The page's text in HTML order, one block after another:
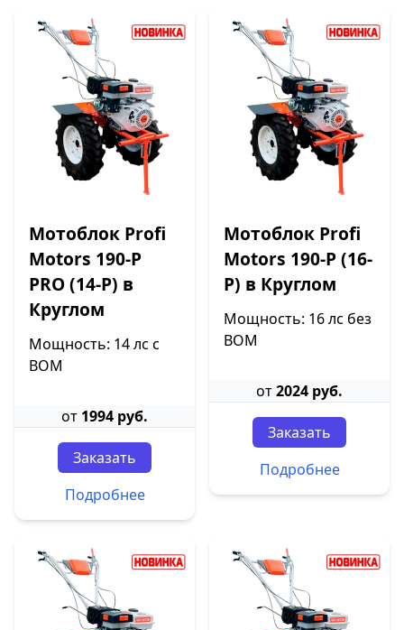
Мотоблок Profi
Motors 190-P
PRO (14-P) в
Круглом
Мощность: 14 лс с
ВОМ
от 1994 руб.
Заказать
Подробнее
Мотоблок Profi
Motors 190-P (16-
P) в Круглом
Мощность: 16 лс без
ВОМ
от2024 руб.
Заказать
Подробнее